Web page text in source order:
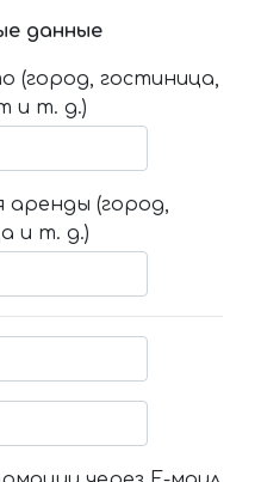
данные
(город, гостиница,
и т. д.)
аренды (город,
и т. д.)